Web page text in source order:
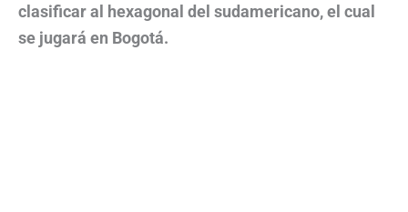
clasificar al hexagonal del sudamericano, el cual
se jugará en Bogotá.